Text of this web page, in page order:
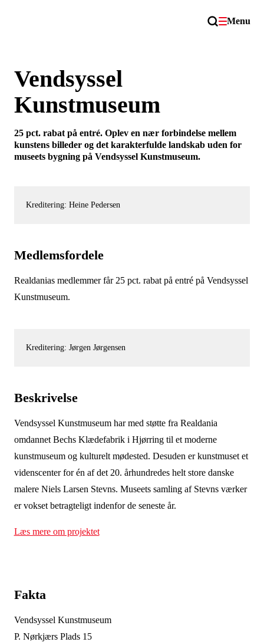
Menu
Vendsyssel
Kunstmuseum
25 pct. rabat på entré. Oplev en nær forbindelse mellem
kunstens billeder og det karakterfulde landskab uden for
museets bygning på Vendsyssel Kunstmuseum.
Kreditering: Heine Pedersen
Medlemsfordele
Realdanias medlemmer får 25 pct. rabat på entré på Vendsyssel
Kunstmuseum.
Kreditering: Jørgen Jørgensen
Beskrivelse
Vendsyssel Kunstmuseum har med støtte fra Realdania
omdannet Bechs Klædefabrik i Hjørring til et moderne
kunstmuseum og kulturelt mødested. Desuden er kunstmuset et
videnscenter for én af det 20. århundredes helt store danske
malere Niels Larsen Stevns. Museets samling af Stevns værker
er vokset betragteligt indenfor de seneste år.
Læs mere om projektet
Fakta
Vendsyssel Kunstmuseum
P. Nørkjærs Plads 15